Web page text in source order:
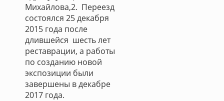
Михайлова,2. Переезд
состоялся 25 декабря
2015 года после
длившейся шесть лет
реставрации, а работы
по созданию новой
экспозиции были
завершены в декабре
2017 года.